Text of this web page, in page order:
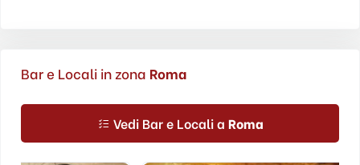
Bar e Locali in zona Roma
Vedi Bar e Locali a Roma